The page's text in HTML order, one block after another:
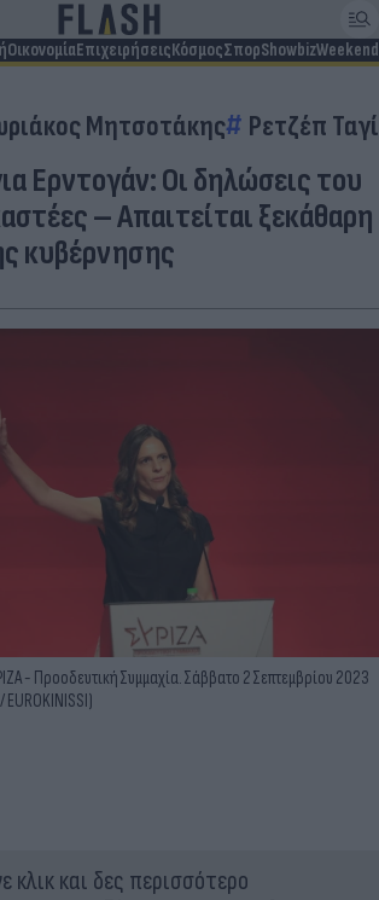
ΟικονομίαΕπιχειρήσειςΚόσμοςΣπορShowbizWeekend
Μητσοτάκης Ρετζέπ
Ερντογάν: Οι δηλώσεις του
– Απαιτείται ξεκάθαρη
κυβέρνησης
- Προοδευτική Συμμαχία. Σάββατο 2 Σεπτεμβρίου 2023
κλικ και δες περισσότερο